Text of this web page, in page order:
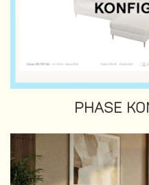
PHASE